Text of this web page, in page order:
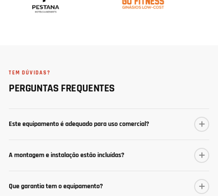
TEM DÚVIDAS?
PERGUNTAS FREQUENTES
Este equipamento é adequado para uso comercial?
A montagem e instalação estão incluídas?
Que garantia tem o equipamento?